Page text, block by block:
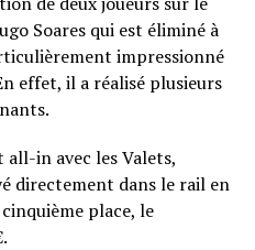
mais il a tout de même fini
certainement son petit
réseaux du poker
risque de se souvenir
victoire… en peignoir !
Soares qui est éliminé à
impressionné
effet, il a réalisé plusieurs
in avec les Valets,
directement dans le rail en
place, le